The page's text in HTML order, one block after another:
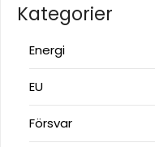
Kategorier
Energi
EU
Försvar